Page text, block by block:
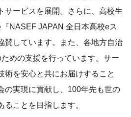
サービスを展開。さらに、高校生
NASEF JAPAN 全日本高校eス
賛しています。また、各地方自治
めの支援を行っています。サー
術を安心と共にお届けすること
の実現に貢献し、100年先も世の
ことを目指します。